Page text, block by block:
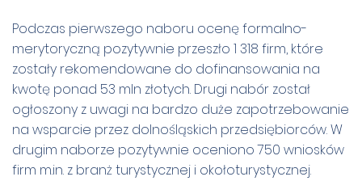
Podczas pierwszego naboru ocenę formalno-
merytoryczną pozytywnie przeszło 1 318 firm, które
zostały rekomendowane do dofinansowania na
kwotę ponad 53 mln złotych. Drugi nabór został
ogłoszony z uwagi na bardzo duże zapotrzebowanie
na wsparcie przez dolnośląskich przedsiębiorców. W
drugim naborze pozytywnie oceniono 750 wniosków
firm m.in. z branż turystycznej i okołoturystycznej.